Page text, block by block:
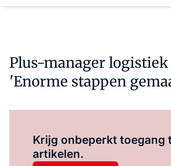
Plus-manager
'Enorme stappen
Krijg onbeperkt toegang
artikelen.